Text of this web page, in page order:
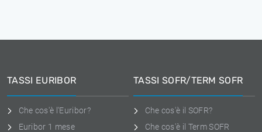
TASSI EURIBOR
Che cos'è l'Euribor?
Euribor 1 mese
TASSI SOFR/TERM SOFR
Che cos'è il SOFR?
Che cos'è il Term SOFR